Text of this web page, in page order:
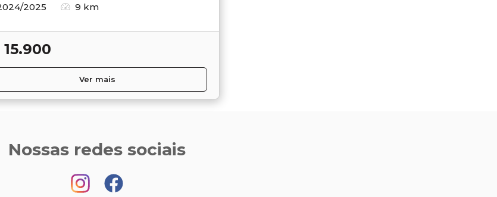
2025
9 km
15.900
Ver mais
Nossas redes sociais